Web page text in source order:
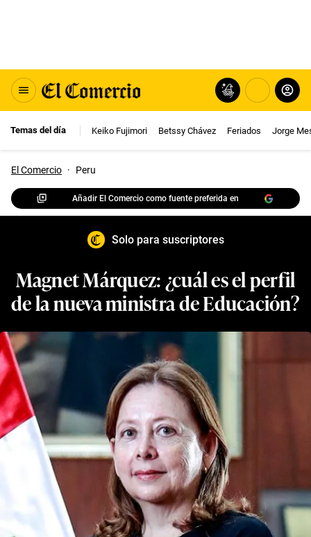
Temas del día Keiko Fujimori Betssy Chávez Feriados Jorge
El Comercio · Peru
Añadir El Comercio como fuente preferida en
Solo para suscriptores
Magnet Márquez: ¿cuál es el perfil
de la nueva ministra de Educación?